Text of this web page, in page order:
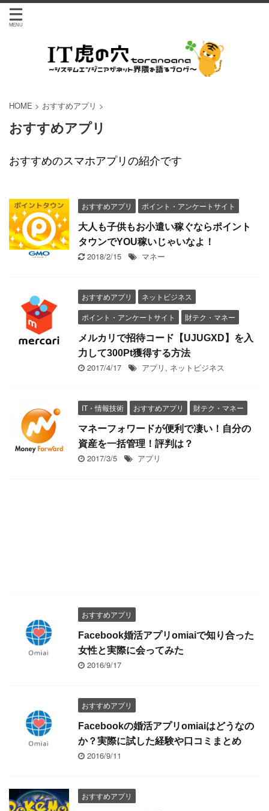
HOME > おすすめアプリ >
おすすめアプリ
おすすめのスマホアプリの紹介です
おすすめアプリ ポイント・アンケートサイト
大人も子供もお小遣い稼ぐならポイント
タウンでYOU稼いじゃいなよ！
2018/2/15 マネー
おすすめアプリ
ネットビジネス
ポイント・アンケートサイト
財テク・マネー
メルカリで招待コード【UJUGXD】を入
力して300Pt獲得する方法
2017/4/17 アプリ , ネットビジネス
IT・情報技術 おすすめアプリ 財テク・マネー
マネーフォワードが便利で凄い！自分の
資産を一括管理！評判は？
2017/3/5 アプリ
おすすめアプリ
Facebook婚活アプリomiaiで知り合った
女性と実際に会ってみた
2016/9/17
おすすめアプリ
Facebookの婚活アプリomiaiはどうなの
か？実際に試した経験や口コミまとめ
2016/9/11
おすすめアプリ